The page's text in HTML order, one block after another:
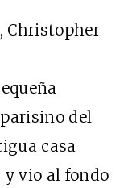
Christopher
del
casa
vio al fondo